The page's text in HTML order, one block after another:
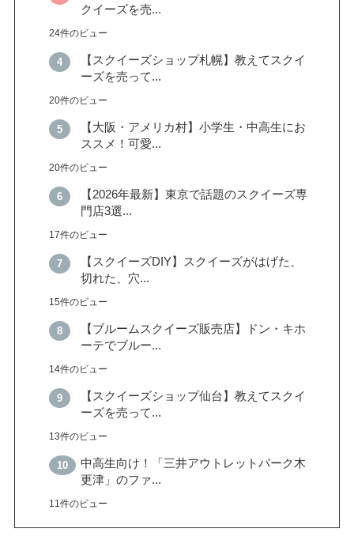
クイーズを売...
24件のビュー
【スクイーズショップ札幌】教えてスクイ
ーズを売って...
20件のビュー
【大阪・アメリカ村】小学生・中高生にお
ススメ！可愛...
20件のビュー
【2026年最新】東京で話題のスクイーズ専
門店3選...
17件のビュー
【スクイーズDIY】スクイーズがはげた、
切れた、穴...
15件のビュー
【ブルームスクイーズ販売店】ドン・キホ
ーテでブルー...
14件のビュー
【スクイーズショップ仙台】教えてスクイ
ーズを売って...
13件のビュー
中高生向け！「三井アウトレットパーク木
更津」のファ...
11件のビュー